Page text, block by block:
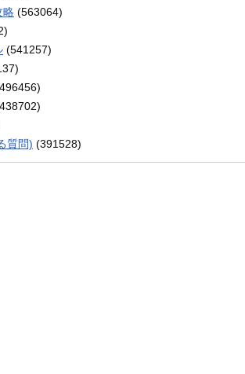
略 (563064)
(541257)
質問) (391528)